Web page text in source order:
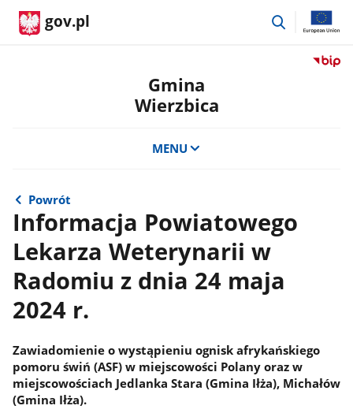
gov.pl
przejdź
Przejdź
Gmina
Wierzbica
MENU
Powrót
Informacja Powiatowego
Lekarza Weterynarii w
Radomiu z dnia 24 maja
2024 r.
Zawiadomienie o wystąpieniu ognisk afrykańskiego
pomoru świń (ASF) w miejscowości Polany oraz w
miejscowościach Jedlanka Stara (Gmina Iłża), Michałów
(Gmina Iłża).